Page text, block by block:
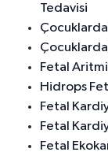
Tedavisi
Fetal
Hidrops
Fetal
Fetal
Fetal